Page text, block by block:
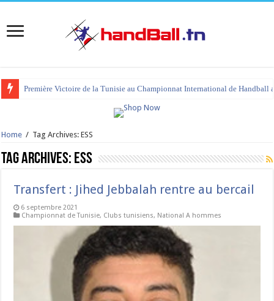
tournoi international Hammamet 2023 : programme et liste des joueurs
Home / Tag Archives: ESS
Tag Archives: ESS
Transfert : Jihed Jebbalah rentre au bercail
6 septembre 2021
Championnat de Tunisie, Clubs tunisiens, National A hommes